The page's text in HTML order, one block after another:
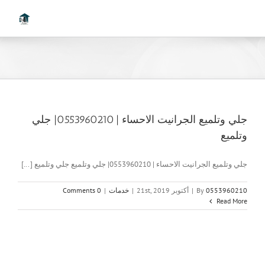
جلي وتلميع الجرانيت الاحساء | 0553960210| جلي
وتلميع
جلي وتلميع الجرانيت الاحساء | 0553960210| جلي وتلميع جلي وتلميع [...]
By 0553960210
| أكتوبر 21st, 2019 | خدمات |
0 Comments
Read More